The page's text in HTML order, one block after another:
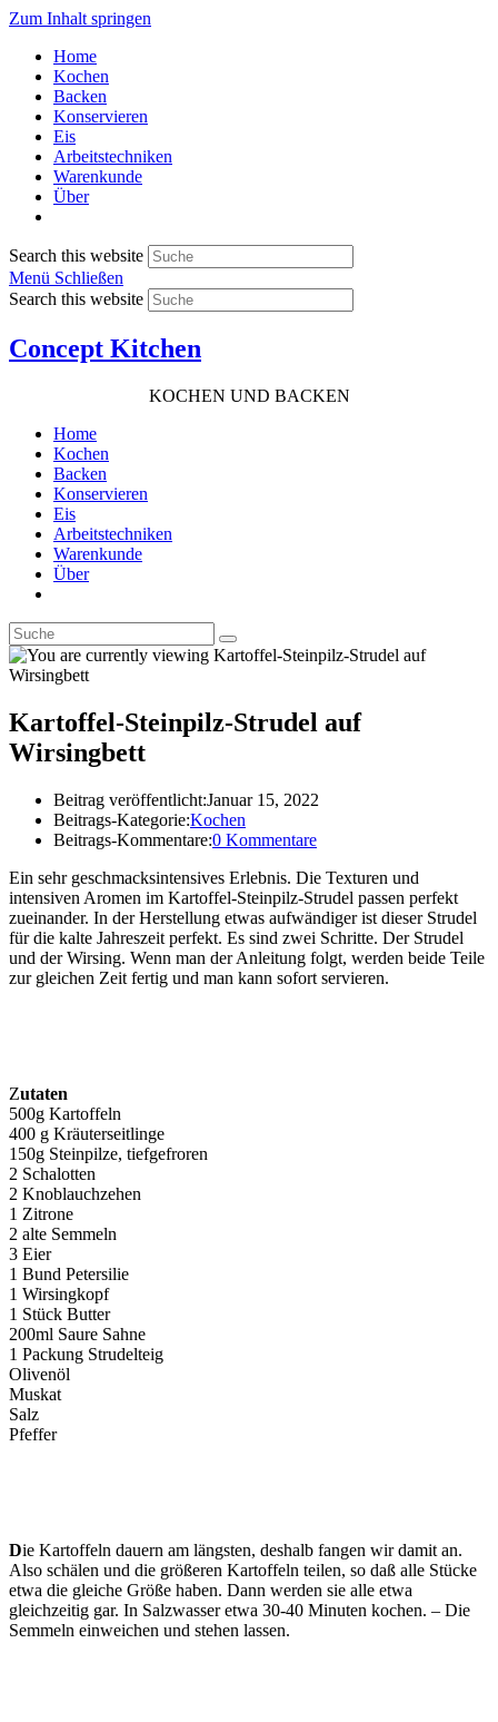
Zum Inhalt springen
Home
Kochen
Backen
Konservieren
Eis
Arbeitstechniken
Warenkunde
Über
Search this website
Menü Schließen
Search this website
Concept Kitchen
KOCHEN UND BACKEN
Home
Kochen
Backen
Konservieren
Eis
Arbeitstechniken
Warenkunde
Über
Kartoffel-Steinpilz-Strudel auf
Wirsingbett
Beitrag veröffentlicht:Januar 15, 2022
Beitrags-Kategorie:Kochen
Beitrags-Kommentare:0 Kommentare
Ein sehr geschmacksintensives Erlebnis. Die Texturen und
intensiven Aromen im Kartoffel-Steinpilz-Strudel passen perfekt
zueinander. In der Herstellung etwas aufwändiger ist dieser Strudel
für die kalte Jahreszeit perfekt. Es sind zwei Schritte. Der Strudel
und der Wirsing. Wenn man der Anleitung folgt, werden beide Teile
zur gleichen Zeit fertig und man kann sofort servieren.
Zutaten
500g Kartoffeln
400 g Kräuterseitlinge
150g Steinpilze, tiefgefroren
2 Schalotten
2 Knoblauchzehen
1 Zitrone
2 alte Semmeln
3 Eier
1 Bund Petersilie
1 Wirsingkopf
1 Stück Butter
200ml Saure Sahne
1 Packung Strudelteig
Olivenöl
Muskat
Salz
Pfeffer
Die Kartoffeln dauern am längsten, deshalb fangen wir damit an.
Also schälen und die größeren Kartoffeln teilen, so daß alle Stücke
etwa die gleiche Größe haben. Dann werden sie alle etwa
gleichzeitig gar. In Salzwasser etwa 30-40 Minuten kochen. – Die
Semmeln einweichen und stehen lassen.